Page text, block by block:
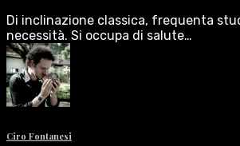
Di inclinazione classica, frequenta
necessità. Si occupa di salute…
Ciro Fontanesi